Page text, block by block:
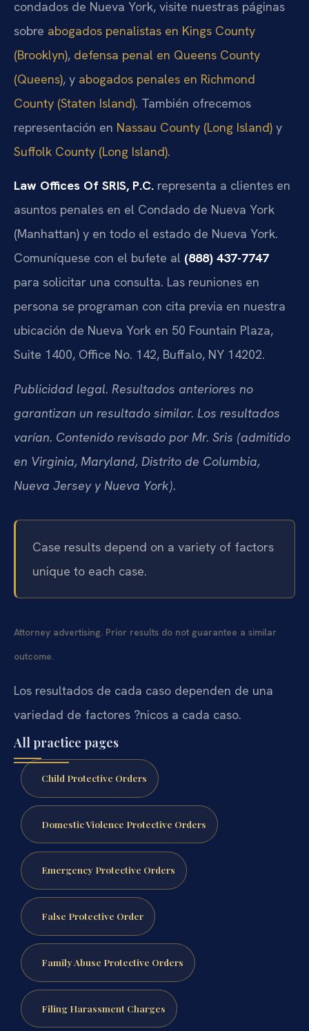
condados de Nueva York, visite nuestras páginas
sobre abogados penalistas en Kings County
(Brooklyn), defensa penal en Queens County
(Queens), y abogados penales en Richmond
County (Staten Island). También ofrecemos
representación en Nassau County (Long Island) y
Suffolk County (Long Island).
Law Offices Of SRIS, P.C. representa a clientes en
asuntos penales en el Condado de Nueva York
(Manhattan) y en todo el estado de Nueva York.
Comuníquese con el bufete al (888) 437-7747
para solicitar una consulta. Las reuniones en
persona se programan con cita previa en nuestra
ubicación de Nueva York en 50 Fountain Plaza,
Suite 1400, Office No. 142, Buffalo, NY 14202.
Publicidad legal. Resultados anteriores no
garantizan un resultado similar. Los resultados
varían. Contenido revisado por Mr. Sris (admitido
en Virginia, Maryland, Distrito de Columbia,
Nueva Jersey y Nueva York).
Case results depend on a variety of factors
unique to each case.
Attorney advertising. Prior results do not guarantee a similar
outcome.
Los resultados de cada caso dependen de una
variedad de factores ?nicos a cada caso.
All practice pages
Child Protective Orders
Domestic Violence Protective Orders
Emergency Protective Orders
False Protective Order
Family Abuse Protective Orders
Filing Harassment Charges